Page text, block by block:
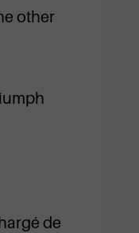
other
de